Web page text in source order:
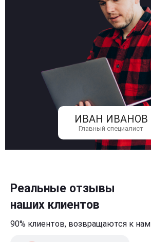
ИВАН ИВАНОВ
Главный специалист
Реальные отзывы
наших клиентов
90% клиентов, возвращаются к нам